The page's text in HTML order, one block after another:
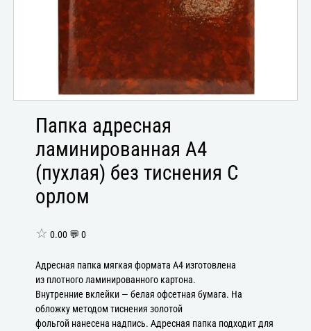
Папка адресная
ламинированная А4
(пухлая) без тиснения С
орлом
☆ 0.00 💬 0
Адресная папка мягкая формата А4 изготовлена
из плотного ламинированного картона.
Внутренние вклейки — белая офсетная бумага. На
обложку методом тиснения золотой
фольгой нанесена надпись. Адресная папка подходит для